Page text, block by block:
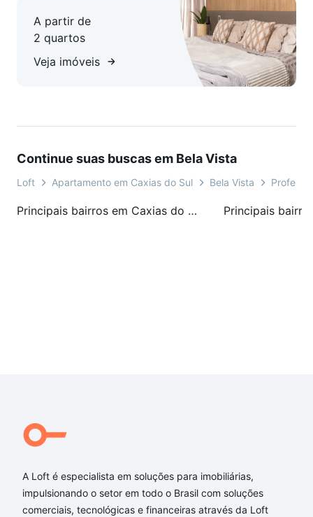
A partir de
2 quartos
Veja imóveis
Continue suas buscas em Bela Vista
Loft Apartamento em Caxias do Sul Bela Vista
Principais bairros em Caxias do Sul, RS
A Loft é especialista em soluções para imobiliárias,
impulsionando o setor em todo o Brasil com soluções
comerciais, tecnológicas e financeiras através da Loft